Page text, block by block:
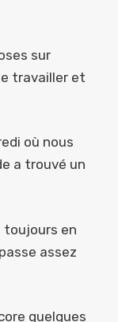
sur
travailler et
où nous
a trouvé un
toujours en
assez
quelques